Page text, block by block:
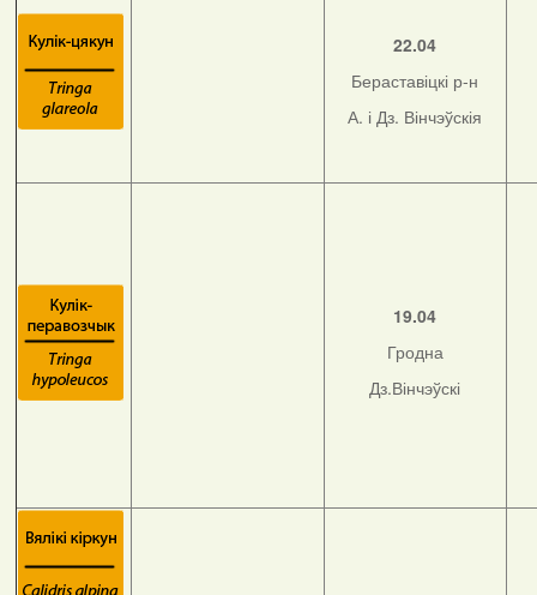
22.04
Бераставіцкі р-н
А. і Дз. Вінчэўскія
19.04
Гродна
Дз.Вінчэўскі